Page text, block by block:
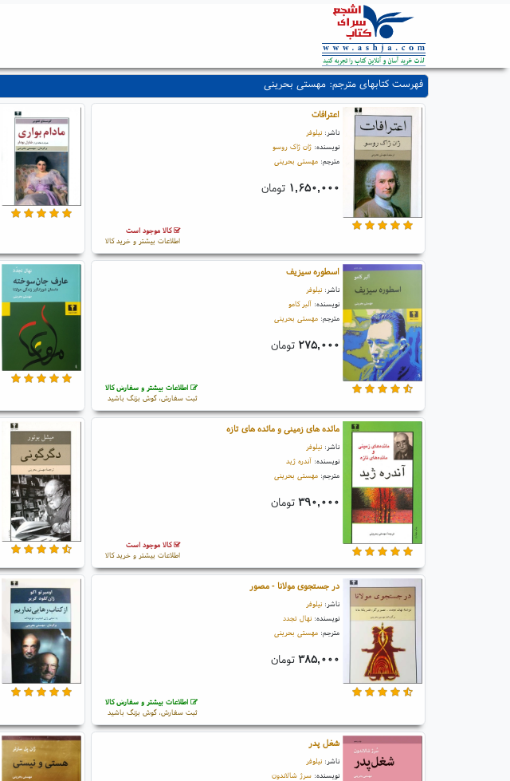
فهرست کتابهای مترجم: مهستی بحرینی
اعترافات
ناشر:نیلوفر
نویسنده:ژان ژاک روسو
مترجم:مهستی بحرینی
۱,۶۵۰,۰۰۰ تومان
کالا موجود است
اطلاعات بیشتر و خرید کالا
اسطوره سیزیف
ناشر:نیلوفر
نویسنده:آلبر کامو
مترجم:مهستی بحرینی
۲۷۵,۰۰۰ تومان
اطلاعات بیشتر و سفارش کالا
ثبت سفارش، گوش بزنگ باشید
مائده های زمینی و مائده های تازه
ناشر:نیلوفر
نویسنده:آندره ژید
مترجم:مهستی بحرینی
۳۹۰,۰۰۰ تومان
کالا موجود است
اطلاعات بیشتر و خرید کالا
در جستجوی مولانا - مصور
ناشر:نیلوفر
نویسنده:نهال تجدد
مترجم:مهستی بحرینی
۳۸۵,۰۰۰ تومان
اطلاعات بیشتر و سفارش کالا
ثبت سفارش، گوش بزنگ باشید
شغل پدر
ناشر:نیلوفر
نویسنده:سرژ شالاندون